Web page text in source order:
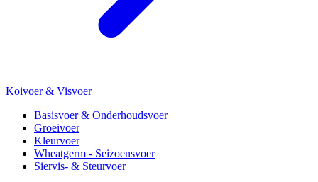
Koivoer & Visvoer
Basisvoer & Onderhoudsvoer
Groeivoer
Kleurvoer
Wheatgerm - Seizoensvoer
Siervis- & Steurvoer